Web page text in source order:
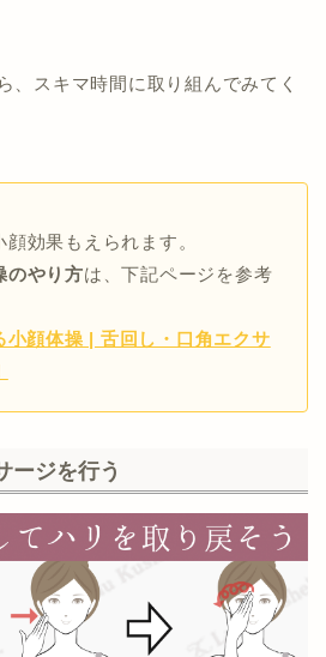
、スキマ時間に取り組んでみてく
効果もえられます。
のやり方は、下記ページを参考
顔体操 | 舌回し・口角エクサ
ージを行う